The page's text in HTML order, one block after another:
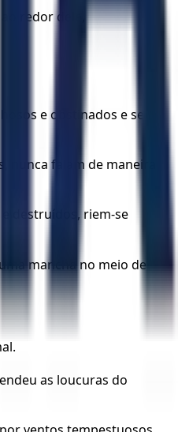
redor dele,
e obstinados e se
falam de maneira
destruídos, riem-se
mancha no meio de
as loucuras do